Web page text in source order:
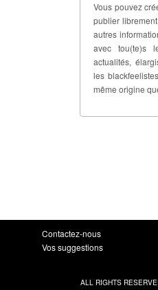
Vous pouvez
publier
autres
avec tou(te)s
actualités,
les
même origine
Contactez-nous
Vos suggestions
ALL RIGHTS